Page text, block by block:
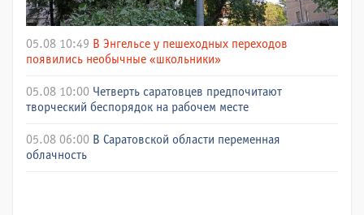
05.08 10:49 В Энгельсе у пешеходных переходов
появились необычные «школьники»
05.08 10:00 Четверть саратовцев предпочитают
творческий беспорядок на рабочем месте
05.08 06:00 В Саратовской области переменная
облачность